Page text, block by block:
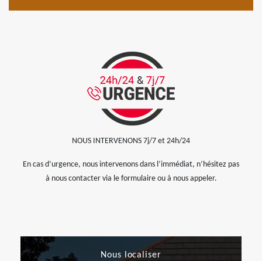
NOUS INTERVENONS 7j/7 et 24h/24
En cas d’urgence, nous intervenons dans l’immédiat, n’hésitez pas
à nous contacter via le formulaire ou à nous appeler.
Nous localiser